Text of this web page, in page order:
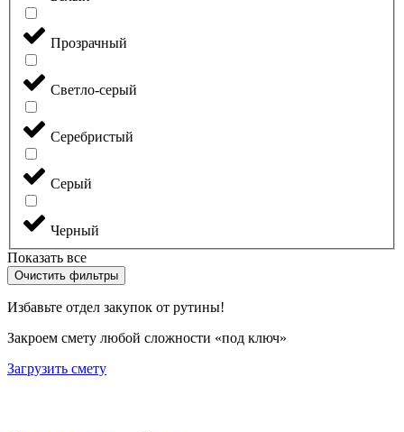
Прозрачный
Светло-серый
Серебристый
Серый
Черный
Показать все
Очистить фильтры
Избавьте отдел закупок от рутины!
Закроем смету любой сложности «под ключ»
Загрузить смету